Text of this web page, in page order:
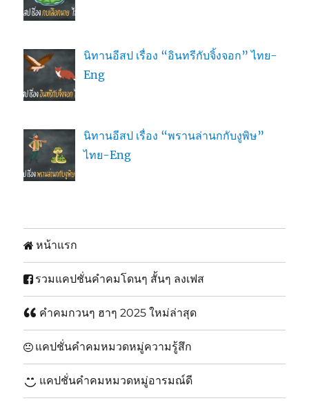
นิทานอีสป เรื่อง “อินทรีกับจิ้งจอก” ไทย-
Eng
นิทานอีสป เรื่อง “พรานล่านกกับงูพิษ”
ไทย-Eng
หน้าแรก
รวมแคปชั่นคำคมโดนๆ สั้นๆ ลงเฟส
คำคมกวนๆ ฮาๆ 2025 ใหม่ล่าสุด
แคปชั่นคำคมหมวดหมู่ความรู้สึก
แคปชั่นคำคมหมวดหมู่อารมณ์ดี